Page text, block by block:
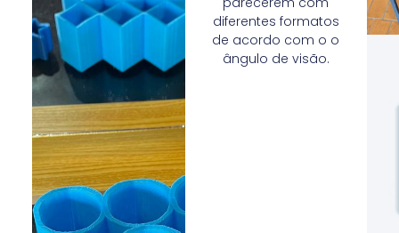
serve
para
aprender
sobre
geometria.
Com
as
caçaps
localizadas
no
focos
da
nossos
microscópios.
Observe
células
do
nosso
corpo
outras
estruturas!
diferentes formatos
de acordo com o o
ângulo de visão.